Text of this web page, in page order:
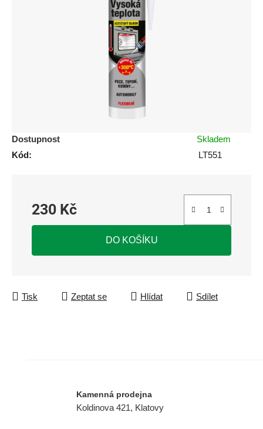
Dostupnost
Skladem
Kód:
LT551
230 Kč
Měrná cena:
DO KOŠÍKU
Tisk Zeptat se Hlídat Sdílet
Kamenná prodejna
Koldinova 421, Klatovy